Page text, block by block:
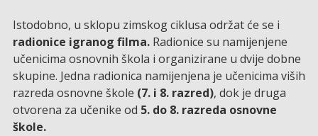
Istodobno, u sklopu zimskog ciklusa održat će se i
radionice igranog filma. Radionice su namijenjene
učenicima osnovnih škola i organizirane u dvije dobne
skupine. Jedna radionica namijenjena je učenicima viših
razreda osnovne škole (7. i 8. razred), dok je druga
otvorena za učenike od 5. do 8. razreda osnovne
škole.